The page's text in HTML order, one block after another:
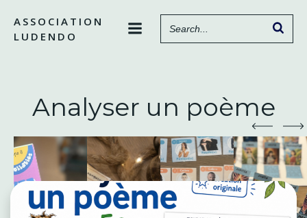
contenu
ASSOCIATION
LUDENDO
Analyser un poème